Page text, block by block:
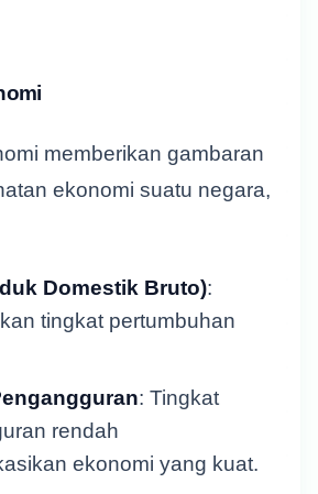
memberikan gambaran
ekonomi suatu negara,
Domestik Bruto):
tingkat pertumbuhan
: Tingkat
rendah
ekonomi yang kuat.